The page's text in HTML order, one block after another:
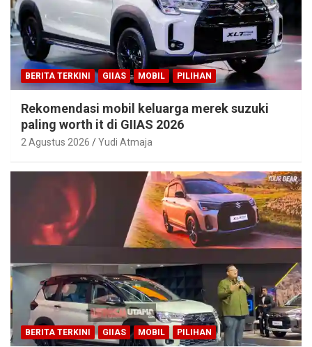
BERITA TERKINI GIIAS MOBIL PILIHAN
Rekomendasi mobil keluarga merek suzuki
paling worth it di GIIAS 2026
2 Agustus 2026 Yudi Atmaja
BERITA TERKINI GIIAS MOBIL PILIHAN